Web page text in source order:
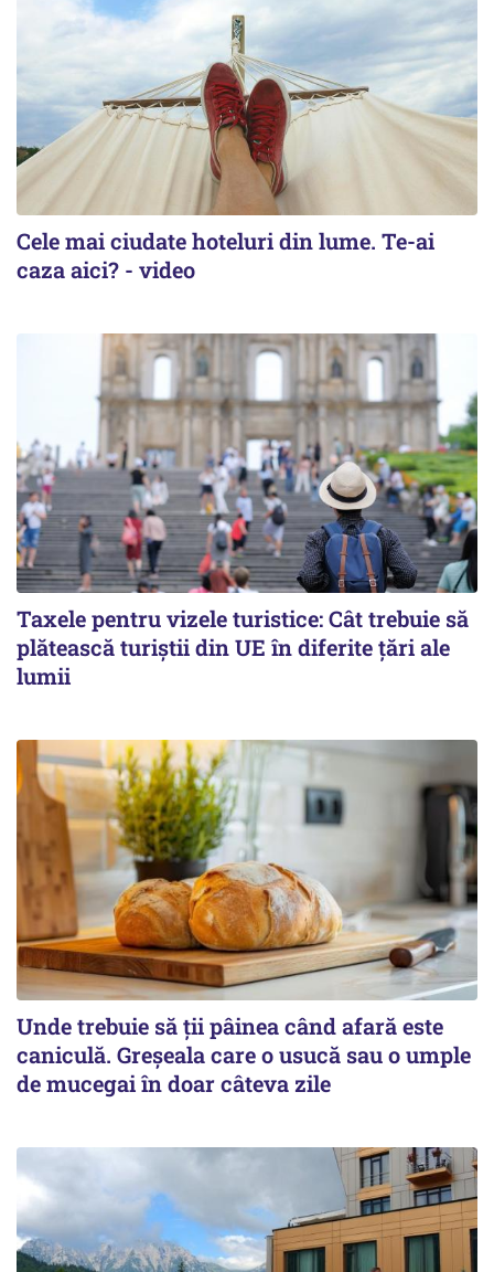
Cele mai ciudate hoteluri din lume. Te-ai
caza aici? - video
Taxele pentru vizele turistice: Cât trebuie să
plătească turiștii din UE în diferite țări ale
lumii
Unde trebuie să ții pâinea când afară este
caniculă. Greșeala care o usucă sau o umple
de mucegai în doar câteva zile